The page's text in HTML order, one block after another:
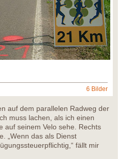
6 Bilder
auf dem parallelen Radweg der
muss lachen, als ich einen
auf seinem Velo sehe. Rechts
„Wenn das als Dienst
fällt mir